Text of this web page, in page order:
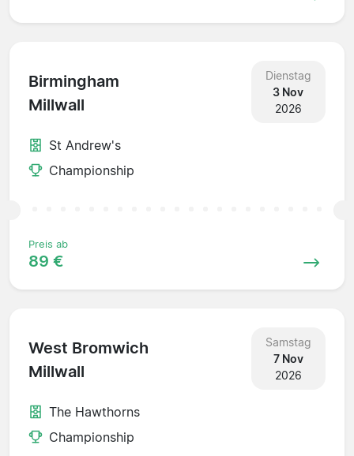
Birmingham
Millwall
Dienstag
3 Nov
2026
St Andrew's
Championship
Preis ab
89 €
West Bromwich
Millwall
Samstag
7 Nov
2026
The Hawthorns
Championship